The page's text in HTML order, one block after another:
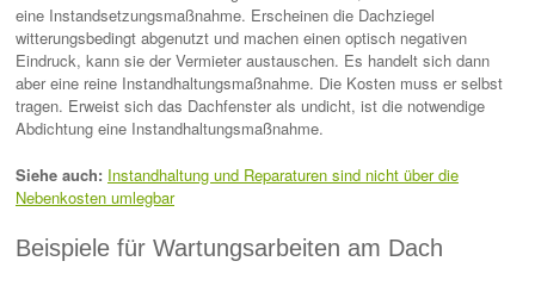
eine Instandsetzungsmaßnahme. Erscheinen die Dachziegel
witterungsbedingt abgenutzt und machen einen optisch negativen
Eindruck, kann sie der Vermieter austauschen. Es handelt sich dann
aber eine reine Instandhaltungsmaßnahme. Die Kosten muss er selbst
tragen. Erweist sich das Dachfenster als undicht, ist die notwendige
Abdichtung eine Instandhaltungsmaßnahme.
Siehe auch: Instandhaltung und Reparaturen sind nicht über die
Nebenkosten umlegbar
Beispiele für Wartungsarbeiten am Dach